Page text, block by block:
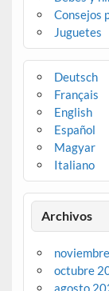
Consejos
Juguetes
Deutsch
Français
English
Español
Magyar
Italiano
Archivos
octubre
agosto